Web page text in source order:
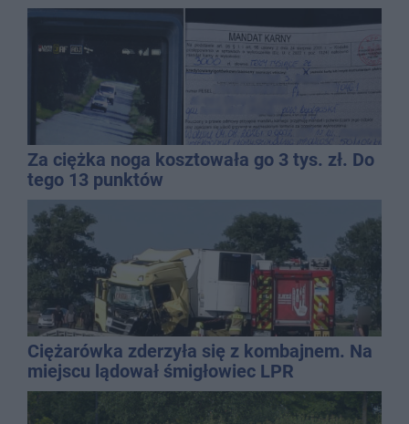
Za ciężka noga kosztowała go 3 tys. zł. Do
tego 13 punktów
Ciężarówka zderzyła się z kombajnem. Na
miejscu lądował śmigłowiec LPR